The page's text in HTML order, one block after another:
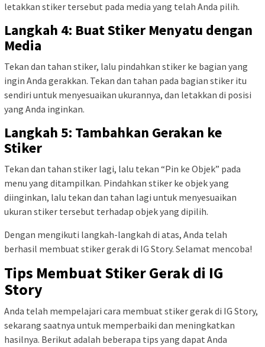
letakkan stiker tersebut pada media yang telah Anda pilih.
Langkah 4: Buat Stiker Menyatu dengan
Media
Tekan dan tahan stiker, lalu pindahkan stiker ke bagian yang
ingin Anda gerakkan. Tekan dan tahan pada bagian stiker itu
sendiri untuk menyesuaikan ukurannya, dan letakkan di posisi
yang Anda inginkan.
Langkah 5: Tambahkan Gerakan ke
Stiker
Tekan dan tahan stiker lagi, lalu tekan “Pin ke Objek” pada
menu yang ditampilkan. Pindahkan stiker ke objek yang
diinginkan, lalu tekan dan tahan lagi untuk menyesuaikan
ukuran stiker tersebut terhadap objek yang dipilih.
Dengan mengikuti langkah-langkah di atas, Anda telah
berhasil membuat stiker gerak di IG Story. Selamat mencoba!
Tips Membuat Stiker Gerak di IG
Story
Anda telah mempelajari cara membuat stiker gerak di IG Story,
sekarang saatnya untuk memperbaiki dan meningkatkan
hasilnya. Berikut adalah beberapa tips yang dapat Anda